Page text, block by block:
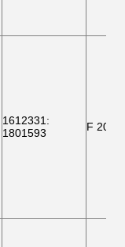
1612331 :
1801593
F